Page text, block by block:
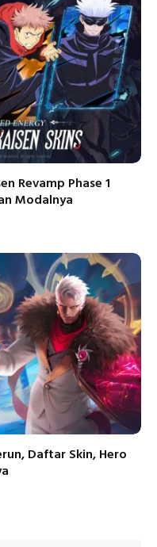
Revamp Phase 1
Modalnya
Daftar Skin, Hero